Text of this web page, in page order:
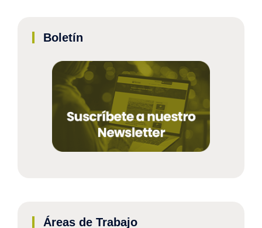
Boletín
Áreas de Trabajo